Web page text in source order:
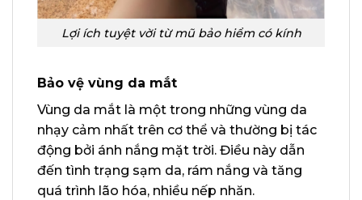
Lợi ích tuyệt vời từ mũ bảo hiểm có kính
Bảo vệ vùng da mắt
Vùng da mắt là một trong những vùng da
nhạy cảm nhất trên cơ thể và thường bị tác
động bởi ánh nắng mặt trời. Điều này dẫn
đến tình trạng sạm da, rám nắng và tăng
quá trình lão hóa, nhiều nếp nhăn.